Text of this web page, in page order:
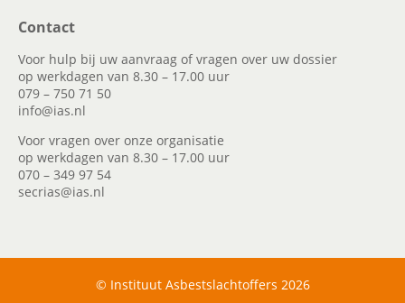
Contact
Voor hulp bij uw aanvraag of vragen over uw dossier
op werkdagen van 8.30 – 17.00 uur
079 – 750 71 50
info@ias.nl
Voor vragen over onze organisatie
op werkdagen van 8.30 – 17.00 uur
070 – 349 97 54
secrias@ias.nl
© Instituut Asbestslachtoffers 2026